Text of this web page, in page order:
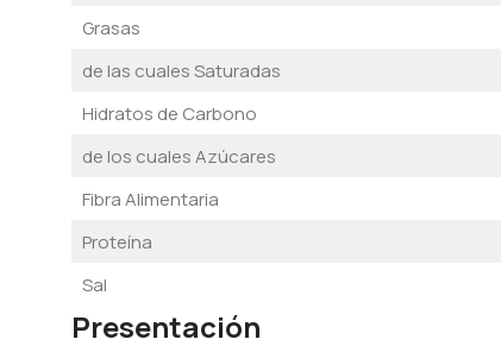
Grasas
de las cuales Saturadas
Hidratos de Carbono
de los cuales Azúcares
Fibra Alimentaria
Proteína
Sal
Presentación